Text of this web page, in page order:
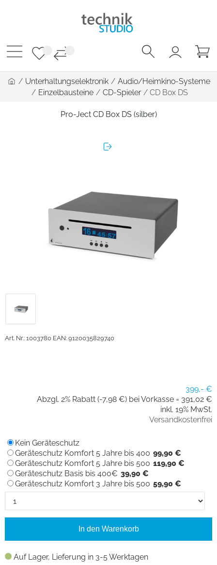
/ Unterhaltungselektronik / Audio/Heimkino-Systeme
/ Einzelbausteine / CD-Spieler/ CD Box DS
Pro-Ject CD Box DS (silber)
Art. Nr.: 1003780 EAN: 9120035829740
399,- €
Abzgl. 2% Rabatt (-7,98 €) bei Vorkasse = 391,02 €
inkl. 19% MwSt.
Versandkostenfrei
Auf Lager, Lieferung in 3-5 Werktagen
Kein Geräteschutz
Geräteschutz Komfort 5 Jahre bis 400 99,90 €
Geräteschutz Komfort 5 Jahre bis 500 119,90 €
Geräteschutz Basis bis 400€ 39,90 €
Geräteschutz Komfort 3 Jahre bis 500 59,90 €
In den Warenkorb